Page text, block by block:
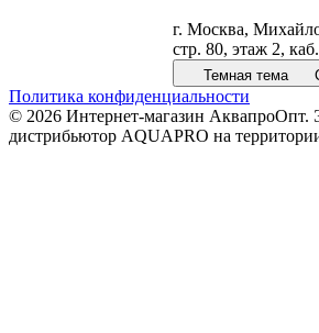
г. Москва,
стр. 80, этаж 2,
Темная тема
Политика конфиденциальности
© 2026 Интернет-магазин АквапроОпт.
дистрибьютор AQUAPRO на